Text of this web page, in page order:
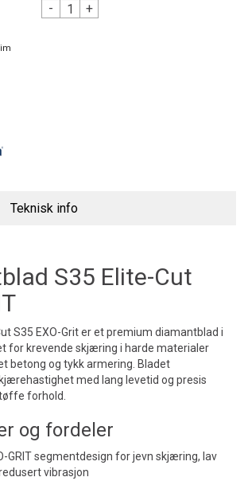
- +
Teknisk info
S35 Elite-Cut
S35 EXO-Grit er et premium diamantblad i
for krevende skjæring i harde materialer
betong og tykk armering. Bladet
med lang levetid og presis
forhold.
og fordeler
GRIT segmentdesign for jevn skjæring, lav
vibrasjon